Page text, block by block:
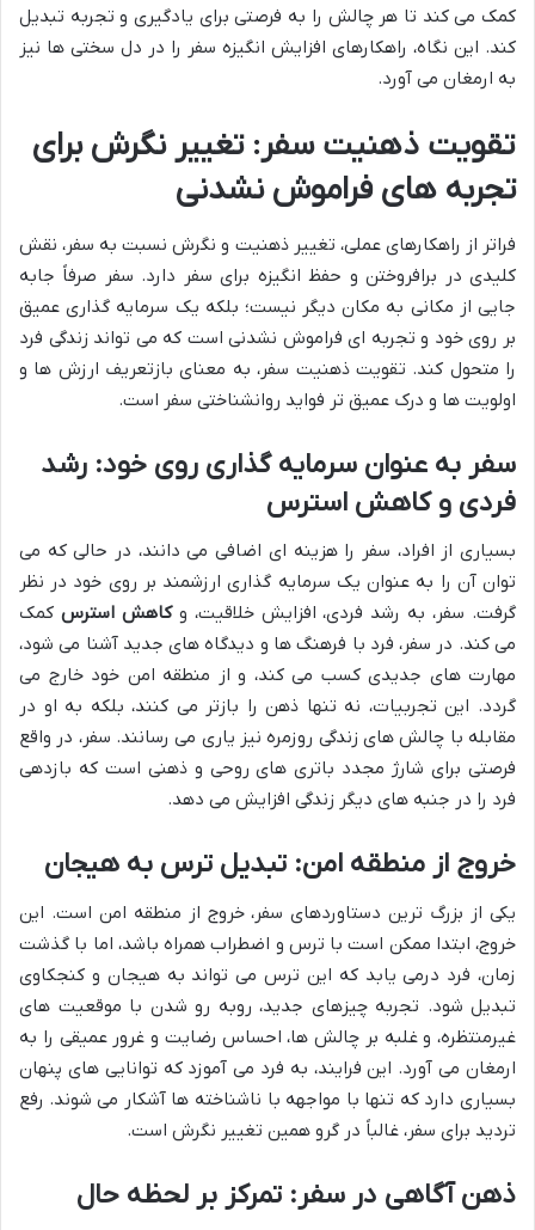
کمک می کند تا هر چالش را به فرصتی برای یادگیری و تجربه تبدیل
کند. این نگاه، راهکارهای افزایش انگیزه سفر را در دل سختی ها نیز
به ارمغان می آورد.
تقویت ذهنیت سفر: تغییر نگرش برای
تجربه های فراموش نشدنی
فراتر از راهکارهای عملی، تغییر ذهنیت و نگرش نسبت به سفر، نقش
کلیدی در برافروختن و حفظ انگیزه برای سفر دارد. سفر صرفاً جابه
جایی از مکانی به مکان دیگر نیست؛ بلکه یک سرمایه گذاری عمیق
بر روی خود و تجربه ای فراموش نشدنی است که می تواند زندگی فرد
را متحول کند. تقویت ذهنیت سفر، به معنای بازتعریف ارزش ها و
اولویت ها و درک عمیق تر فواید روانشناختی سفر است.
سفر به عنوان سرمایه گذاری روی خود: رشد
فردی و کاهش استرس
بسیاری از افراد، سفر را هزینه ای اضافی می دانند، در حالی که می
توان آن را به عنوان یک سرمایه گذاری ارزشمند بر روی خود در نظر
گرفت. سفر، به رشد فردی، افزایش خلاقیت، وکاهش استرس کمک
می کند. در سفر، فرد با فرهنگ ها و دیدگاه های جدید آشنا می شود،
مهارت های جدیدی کسب می کند، و از منطقه امن خود خارج می
گردد. این تجربیات، نه تنها ذهن را بازتر می کنند، بلکه به او در
مقابله با چالش های زندگی روزمره نیز یاری می رسانند. سفر، در واقع
فرصتی برای شارژ مجدد باتری های روحی و ذهنی است که بازدهی
فرد را در جنبه های دیگر زندگی افزایش می دهد.
خروج از منطقه امن: تبدیل ترس به هیجان
یکی از بزرگ ترین دستاوردهای سفر، خروج از منطقه امن است. این
خروج، ابتدا ممکن است با ترس و اضطراب همراه باشد، اما با گذشت
زمان، فرد درمی یابد که این ترس می تواند به هیجان و کنجکاوی
تبدیل شود. تجربه چیزهای جدید، روبه رو شدن با موقعیت های
غیرمنتظره، و غلبه بر چالش ها، احساس رضایت و غرور عمیقی را به
ارمغان می آورد. این فرایند، به فرد می آموزد که توانایی های پنهان
بسیاری دارد که تنها با مواجهه با ناشناخته ها آشکار می شوند. رفع
تردید برای سفر، غالباً در گرو همین تغییر نگرش است.
ذهن آگاهی در سفر: تمرکز بر لحظه حال